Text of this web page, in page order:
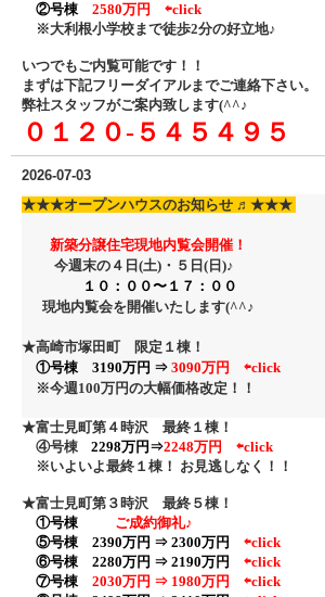
②号棟
2580万円
⇦click
※大利根小学校まで徒歩2分の好立地♪
いつでもご内覧可能です！！
まずは下記フリーダイアルまでご連絡下さい。
弊社スタッフがご案内致します(^^♪
０１２０‐５４５４９５
2026-07-03
★★★オープンハウスのお知らせ ♬ ★★★
新築分譲住宅現地内覧会開催！
今週末の４日(土)・５日 (日)♪
１０：００〜１７：００
現地内覧会を開催いたします(^^♪
★高崎市塚田町 限定１棟！
①号棟 3190万円 ⇒ 3090万円
⇦click
※今週100万円の大幅価格改定！
！
★富士見町第４時沢 最終１棟！
④号棟
2298万円⇒2248万円 ⇦click
※いよいよ最終１棟！ お見逃しなく！！
★富士見町第３時沢 最終５棟！
①号棟
ご成約御礼♪
⑤号棟 2390万円 ⇒ 2300万円
⇦click
⑥号棟 2280万円 ⇒ 2190万円
⇦click
⑦号棟
2030万円 ⇒ 1980万円 ⇦click